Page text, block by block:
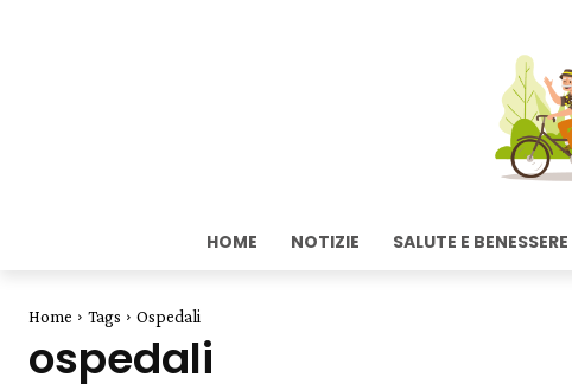
HOME NOTIZIE SALUTE E BENESSERE
Home Tags Ospedali
ospedali